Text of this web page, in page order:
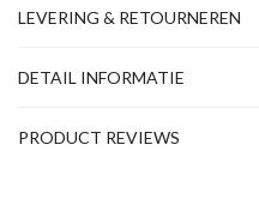
LEVERING & RETOURNEREN
DETAIL INFORMATIE
PRODUCT REVIEWS